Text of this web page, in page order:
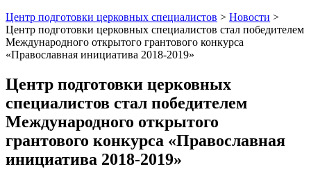
Центр подготовки церковных специалистов > Новости >
Центр подготовки церковных специалистов стал победителем
Международного открытого грантового конкурса
«Православная инициатива 2018-2019»
Центр подготовки церковных
специалистов стал победителем
Международного открытого
грантового конкурса «Православная
инициатива 2018-2019»